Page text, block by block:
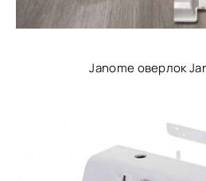
Janome оверлок